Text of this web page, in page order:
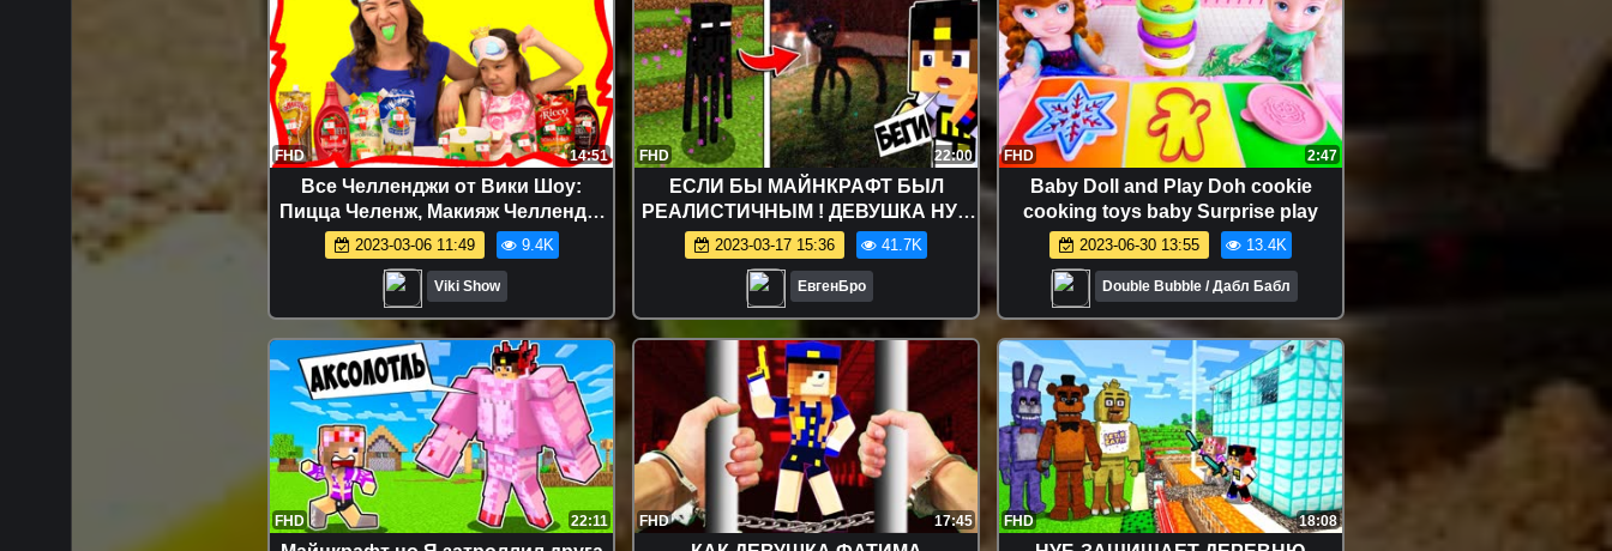
FHD 14:51
Все Челленджи от Вики Шоу:
Пицца Челенж, Макияж Челлендж,
Смузи Челлендж, Блинный
Челлендж и др. - МАРШМЕЛЛОУ
против НАСТОЯЩЕЙ Еды
ЧЕЛЛЕНДЖ Самые Ужасные
Начинки Candy VS Real Food
Challenge Вики Шоу
2023-03-06 11:49 9.4K
Viki Show
FHD 22:00
ЕСЛИ БЫ МАЙНКРАФТ БЫЛ
РЕАЛИСТИЧНЫМ ! ДЕВУШКА НУБ
И ПРО ВИДЕО ТРОЛЛИНГ
MINECRAFT
2023-03-17 15:36 41.7K
ЕвгенБро
FHD 2:47
Baby Doll and Play Doh cookie
cooking toys baby Surprise play
2023-06-30 13:55 13.4K
Double Bubble / Дабл Бабл
FHD 22:11 FHD 17:45 FHD 18:08